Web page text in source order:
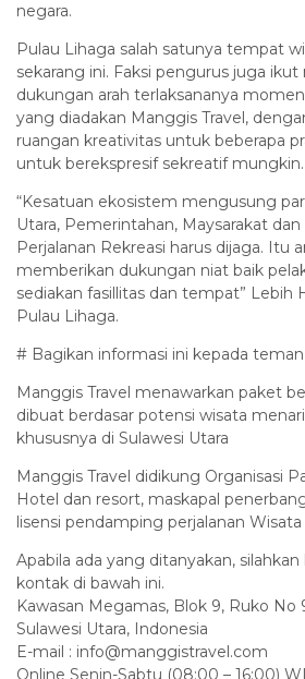
negara.
Pulau Lihaga salah satunya tempat
sekarang ini. Faksi pengurus juga
dukungan arah terlaksananya
yang diadakan Manggis Travel,
ruangan kreativitas untuk beberapa
untuk berekspresif sekreatif mungkin.
“Kesatuan ekosistem mengusung
Utara, Pemerintahan, Maysarakat dan
Perjalanan Rekreasi harus dijaga. Itu
memberikan dukungan niat baik
sediakan fasillitas dan tempat” Lebih
Pulau Lihaga.
# Bagikan informasi ini kepada
Manggis Travel menawarkan paket
dibuat berdasar potensi wisata
khususnya di Sulawesi Utara
Manggis Travel didikung Organisasi
Hotel dan resort, maskapal
lisensi pendamping perjalanan
Apabila ada yang ditanyakan,
kontak di bawah ini.
Kawasan Megamas, Blok 9, Ruko No
Sulawesi Utara, Indonesia
E-mail : info@manggistravel.com
Online Senin-Sabtu (08:00 – 16:00)